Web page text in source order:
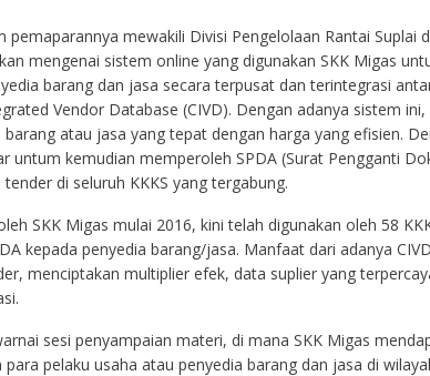
pemaparannya mewakili Divisi Pengelolaan Rantai Suplai
mengenai sistem online yang digunakan SKK Migas
barang dan jasa secara terpusat dan terintegrasi
Vendor Database (CIVD). Dengan adanya sistem ini,
atau jasa yang tepat dengan harga yang efisien.
untum kemudian memperoleh SPDA (Surat Pengganti
di seluruh KKKS yang tergabung.
SKK Migas mulai 2016, kini telah digunakan oleh 58
kepada penyedia barang/jasa. Manfaat dari adanya
menciptakan multiplier efek, data suplier yang
sesi penyampaian materi, di mana SKK Migas
pelaku usaha atau penyedia barang dan jasa di